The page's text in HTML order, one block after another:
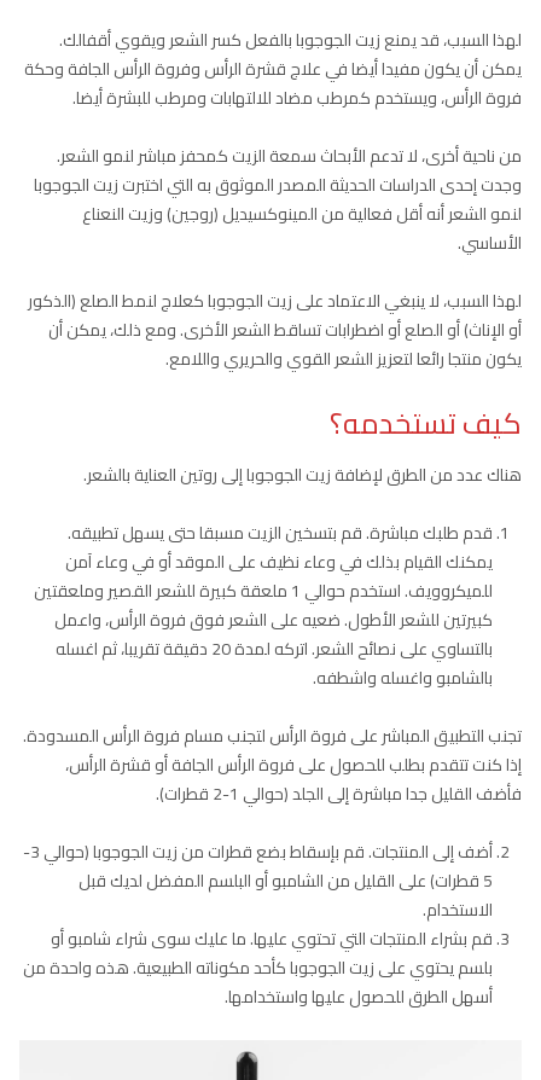
لهذا السبب، قد يمنع زيت الجوجوبا بالفعل كسر الشعر ويقوي أقفالك.
يمكن أن يكون مفيدا أيضا في علاج قشرة الرأس وفروة الرأس الجافة وحكة
فروة الرأس، ويستخدم كمرطب مضاد للالتهابات ومرطب للبشرة أيضا.
من ناحية أخرى، لا تدعم الأبحاث سمعة الزيت كمحفز مباشر لنمو الشعر.
وجدت إحدى الدراسات الحديثة المصدر الموثوق به التي اختبرت زيت الجوجوبا
لنمو الشعر أنه أقل فعالية من المينوكسيديل (روجين) وزيت النعناع
الأساسي.
لهذا السبب، لا ينبغي الاعتماد على زيت الجوجوبا كعلاج لنمط الصلع (الذكور
أو الإناث) أو الصلع أو اضطرابات تساقط الشعر الأخرى. ومع ذلك، يمكن أن
يكون منتجا رائعا لتعزيز الشعر القوي والحريري واللامع.
كيف تستخدمه؟
هناك عدد من الطرق لإضافة زيت الجوجوبا إلى روتين العناية بالشعر.
قدم طلبك مباشرة. قم بتسخين الزيت مسبقا حتى يسهل تطبيقه.
يمكنك القيام بذلك في وعاء نظيف على الموقد أو في وعاء آمن
للميكروويف. استخدم حوالي 1 ملعقة كبيرة للشعر القصير وملعقتين
كبيرتين للشعر الأطول. ضعيه على الشعر فوق فروة الرأس، واعمل
بالتساوي على نصائح الشعر. اتركه لمدة 20 دقيقة تقريبا، ثم اغسله
بالشامبو واغسله واشطفه.
تجنب التطبيق المباشر على فروة الرأس لتجنب مسام فروة الرأس المسدودة.
إذا كنت تتقدم بطلب للحصول على فروة الرأس الجافة أو قشرة الرأس،
فأضف القليل جدا مباشرة إلى الجلد (حوالي 1-2 قطرات).
أضف إلى المنتجات. قم بإسقاط بضع قطرات من زيت الجوجوبا (حوالي 3-
5 قطرات) على القليل من الشامبو أو البلسم المفضل لديك قبل
الاستخدام.
قم بشراء المنتجات التي تحتوي عليها. ما عليك سوى شراء شامبو أو
بلسم يحتوي على زيت الجوجوبا كأحد مكوناته الطبيعية. هذه واحدة من
أسهل الطرق للحصول عليها واستخدامها.